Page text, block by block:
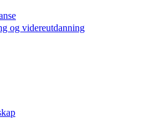
og videreutdanning